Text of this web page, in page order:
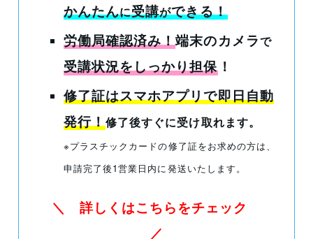
かんたんに受講ができる！
労働局確認済み！端末のカメラで
受講状況をしっかり担保！
修了証はスマホアプリで即日自動
発行！修了後すぐに受け取れます。
※プラスチックカードの修了証をお求めの方は、
申請完了後1営業日内に発送いたします。
＼ 詳しくはこちらをチェック
／